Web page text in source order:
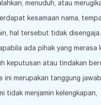
menuduh, atau
kesamaan nama,
hal tersebut tidak disengaja.
ada pihak yang merasa
keputusan atau tindakan
ini merupakan tanggung
tidak menjamin kelengkapan,